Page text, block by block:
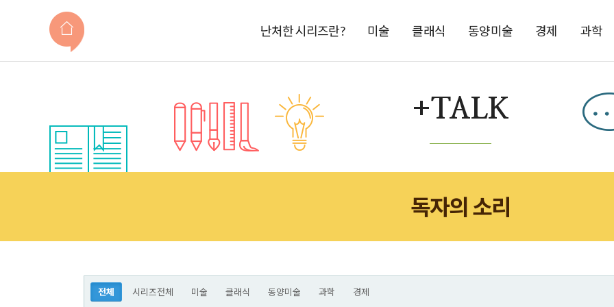
난처한 시리즈란? 미술 클래식 동양미술 경제 과학
+TALK
독자의 소리
전체 시리즈전체 미술 클래식 동양미술 과학 경제